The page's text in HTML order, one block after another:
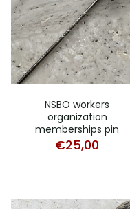
NSBO workers
organization
memberships pin
€25,00